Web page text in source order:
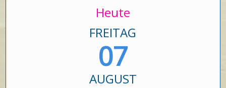
Heute
FREITAG
07
AUGUST